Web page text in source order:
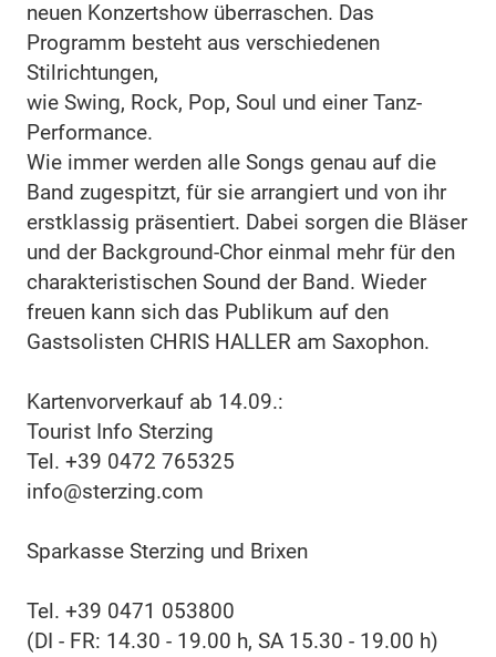
neuen Konzertshow überraschen. Das
Programm besteht aus verschiedenen
Stilrichtungen,
wie Swing, Rock, Pop, Soul und einer Tanz-
Performance.
Wie immer werden alle Songs genau auf die
Band zugespitzt, für sie arrangiert und von ihr
erstklassig präsentiert. Dabei sorgen die Bläser
und der Background-Chor einmal mehr für den
charakteristischen Sound der Band. Wieder
freuen kann sich das Publikum auf den
Gastsolisten CHRIS HALLER am Saxophon.
Kartenvorverkauf ab 14.09.:
Tourist Info Sterzing
Tel. +39 0472 765325
info@sterzing.com
Sparkasse Sterzing und Brixen
Tel. +39 0471 053800
(DI - FR: 14.30 - 19.00 h, SA 15.30 - 19.00 h)